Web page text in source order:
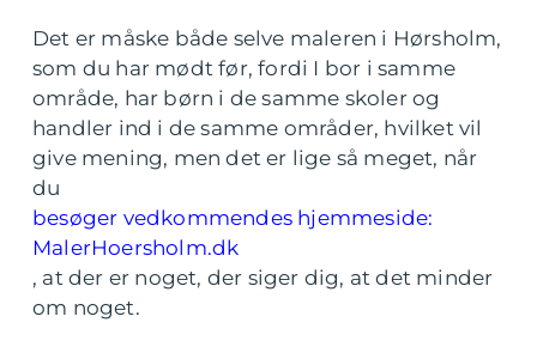
Det er måske både selve maleren i Hørsholm,
som du har mødt før, fordi I bor i samme
område, har børn i de samme skoler og
handler ind i de samme områder, hvilket vil
give mening, men det er lige så meget, når
du
besøger vedkommendes hjemmeside:
MalerHoersholm.dk
, at der er noget, der siger dig, at det minder
om noget.